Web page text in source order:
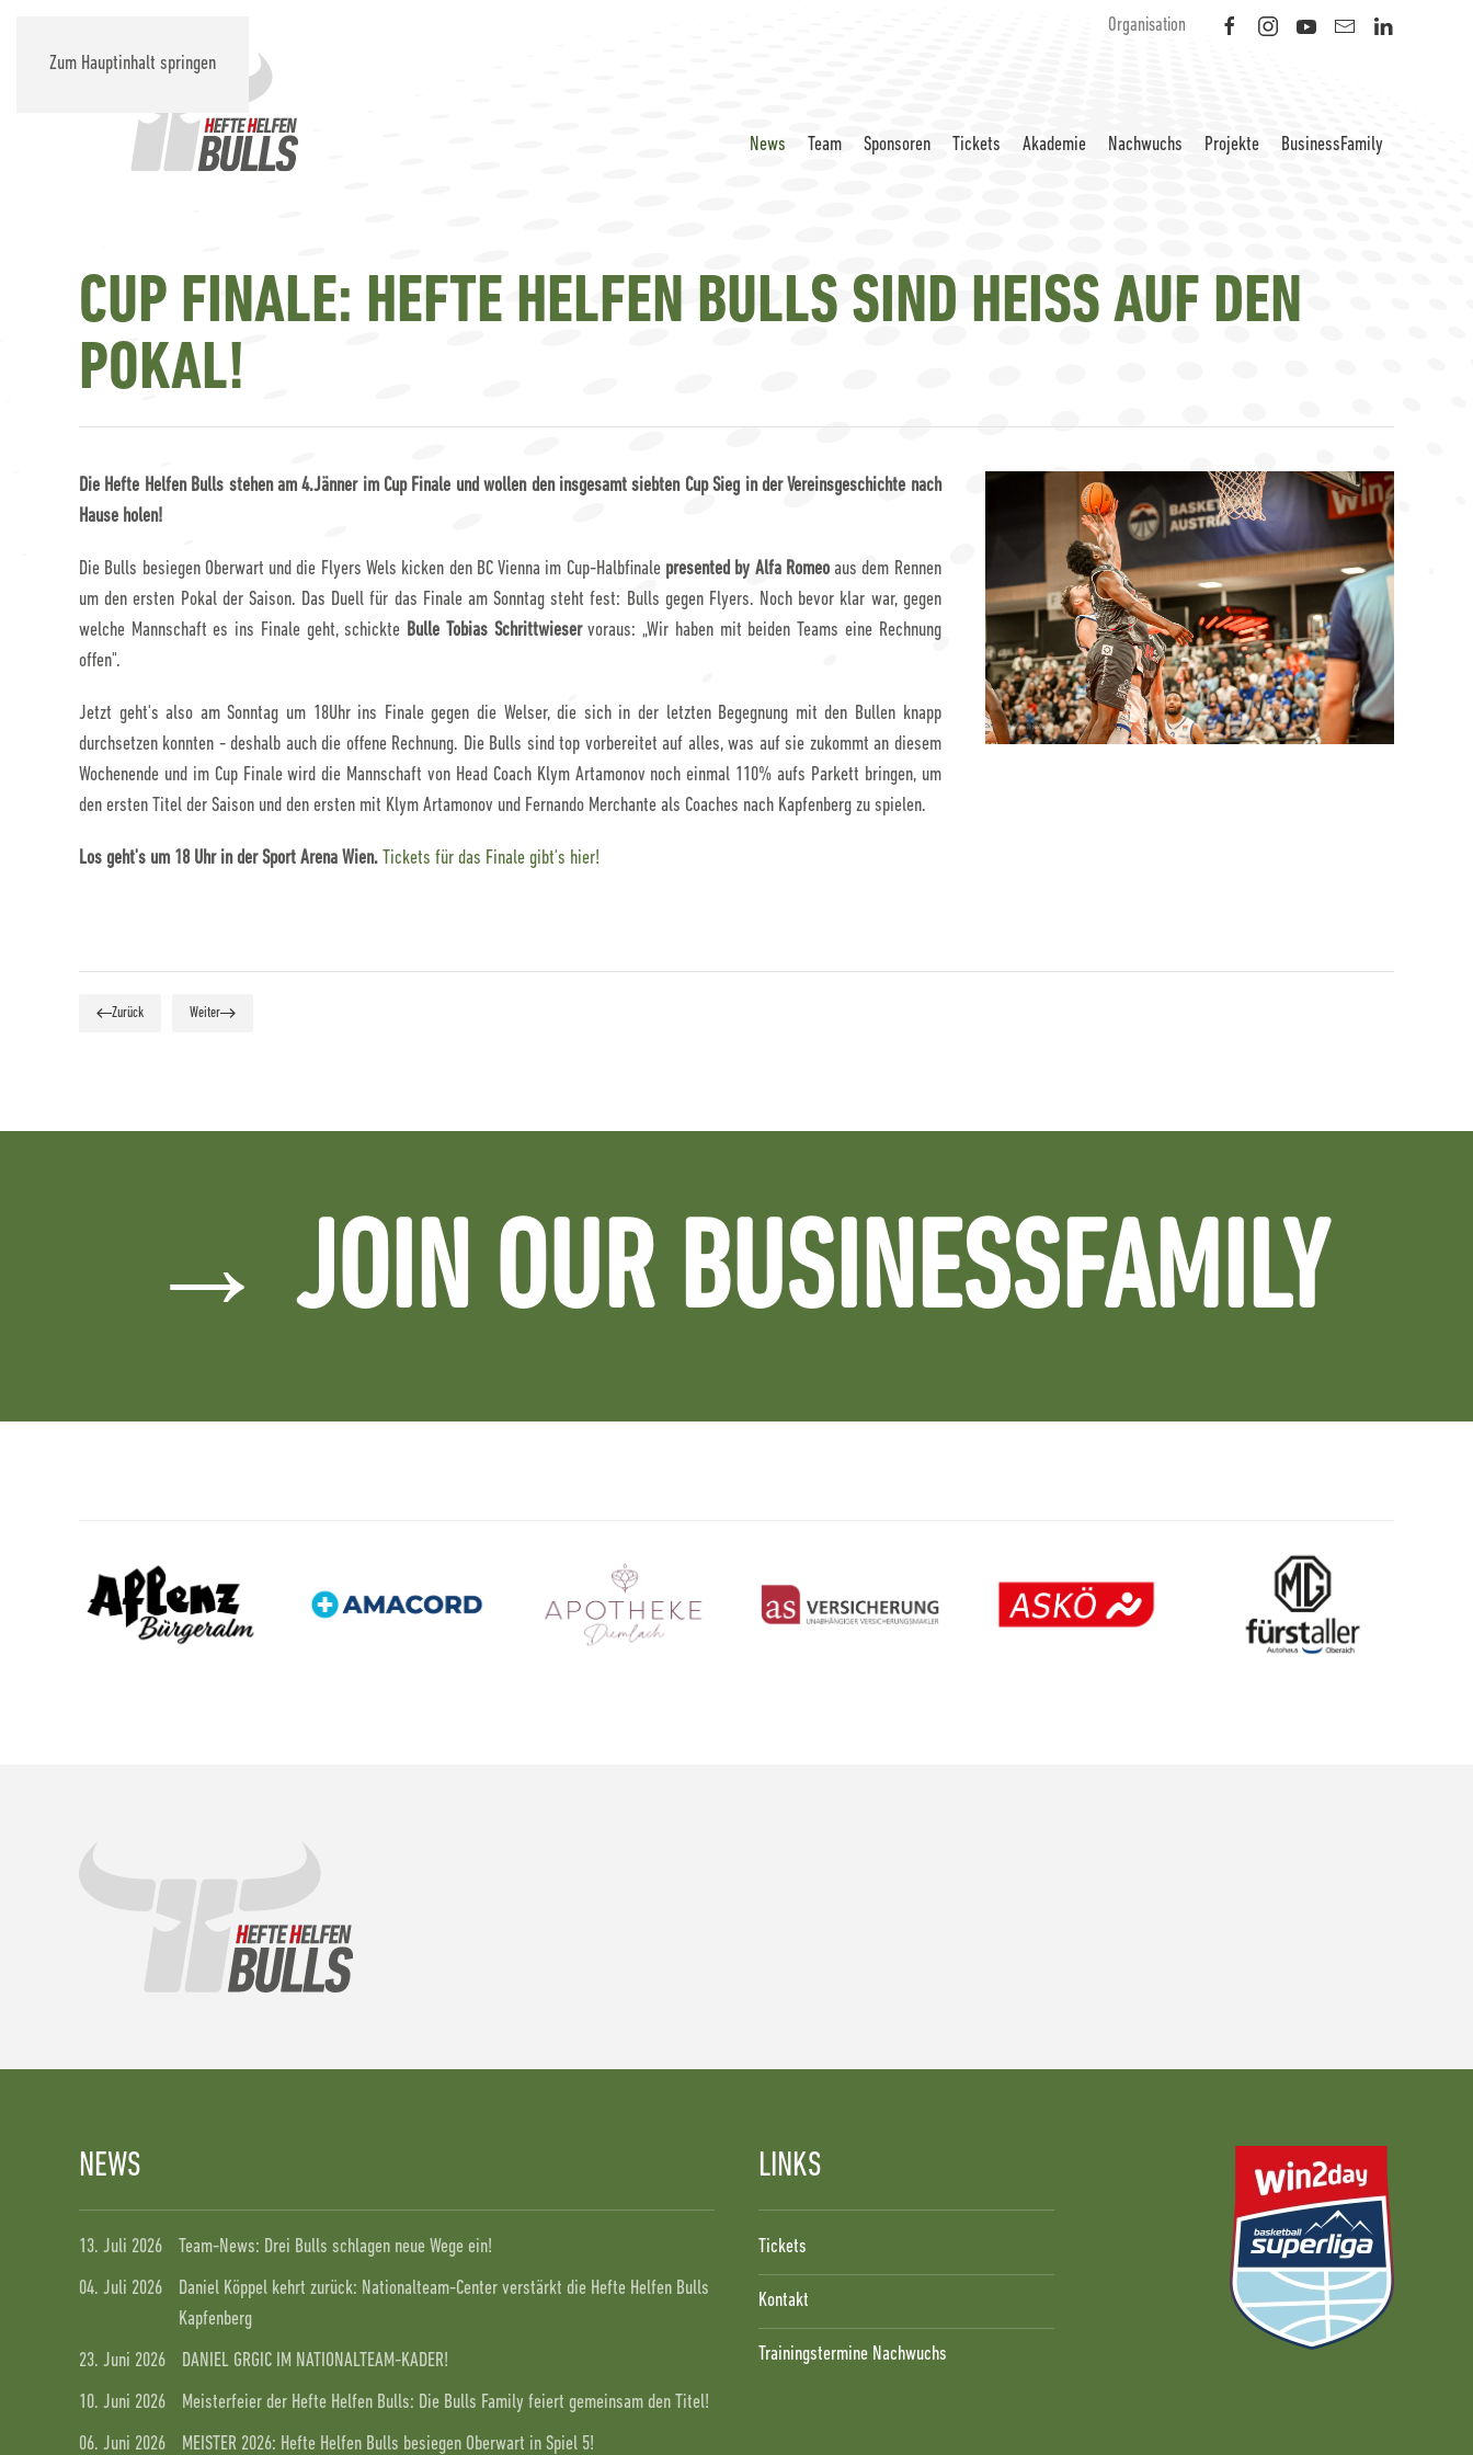
Zum Hauptinhalt springen
Organisation
News Team Sponsoren Tickets Akademie Nachwuchs Projekte BusinessFamily
CUP FINALE: HEFTE HELFEN BULLS SIND HEISS AUF DEN P
OKAL!
Die Hefte Helfen Bulls stehen am 4.Jänner im Cup Finale und wollen den insgesamt siebten Cup Sieg in der Vereinsgeschichte nach
Hause holen!
Die Bulls besiegen Oberwart und die Flyers Wels kicken den BC Vienna im Cup-Halbfinale presented by Alfa Romeoaus dem Rennen
um den ersten Pokal der Saison. Das Duell für das Finale am Sonntag steht fest: Bulls gegen Flyers. Noch bevor klar war, gegen
welche Mannschaft es ins Finale geht, schickte Bulle Tobias Schrittwieservoraus: „Wir haben mit beiden Teams eine Rechnung
offen".
Jetzt geht's also am Sonntag um 18Uhr ins Finale gegen die Welser, die sich in der letzten Begegnung mit den Bullen knapp
durchsetzen konnten - deshalb auch die offene Rechnung. Die Bulls sind top vorbereitet auf alles, was auf sie zukommt an diesem
Wochenende und im Cup Finale wird die Mannschaft von Head Coach Klym Artamonov noch einmal 110% aufs Parkett bringen, um
den ersten Titel der Saison und den ersten mit Klym Artamonov und Fernando Merchante als Coaches nach Kapfenberg zu spielen.
Los geht's um 18 Uhr in der Sport Arena Wien. Tickets für das Finale gibt's hier!
Zurück Weiter
→ JOIN OUR BUSINESSFAMILY
NEWS
13. Juli 2026
Team-News: Drei Bulls schlagen neue Wege ein!
04. Juli 2026
Daniel Köppel kehrt zurück: Nationalteam-Center verstärkt die Hefte Helfen Bulls
Kapfenberg
23. Juni 2026
DANIEL GRGIC IM NATIONALTEAM-KADER!
10. Juni 2026
Meisterfeier der Hefte Helfen Bulls: Die Bulls Family feiert gemeinsam den Titel!
06. Juni 2026
MEISTER 2026: Hefte Helfen Bulls besiegen Oberwart in Spiel 5!
LINKS
Tickets
Kontakt
Trainingstermine Nachwuchs